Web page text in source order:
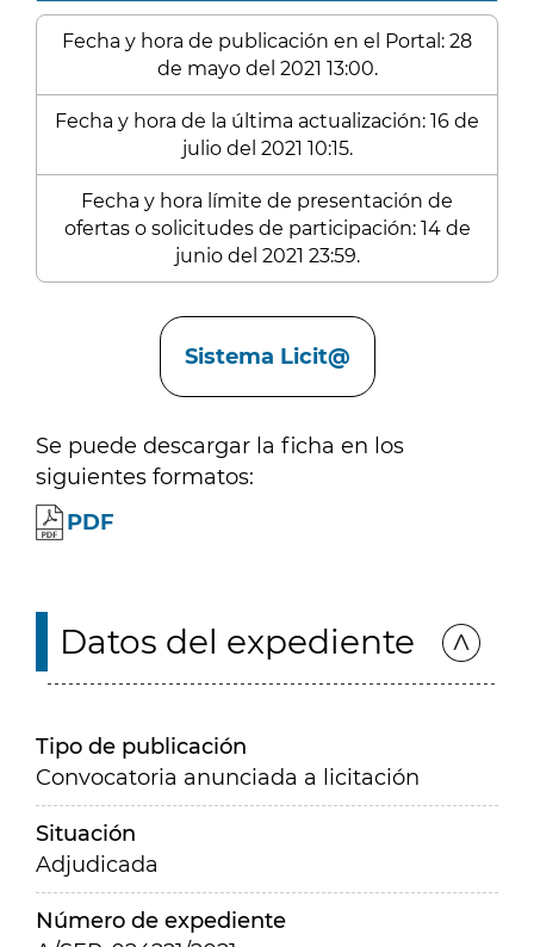
Fecha y hora de publicación en el Portal: 28
de mayo del 2021 13:00.
Fecha y hora de la última actualización: 16 de
julio del 2021 10:15.
Fecha y hora límite de presentación de
ofertas o solicitudes de participación: 14 de
junio del 2021 23:59.
Sistema Licit@
Se puede descargar la ficha en los
siguientes formatos:
PDF
Datos del expediente
Tipo de publicación
Convocatoria anunciada a licitación
Situación
Adjudicada
Número de expediente